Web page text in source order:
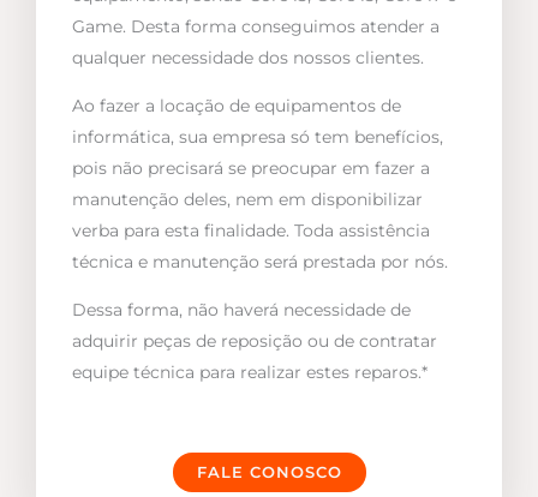
Game. Desta forma conseguimos atender a
qualquer necessidade dos nossos clientes.
Ao fazer a locação de equipamentos de
informática, sua empresa só tem benefícios,
pois não precisará se preocupar em fazer a
manutenção deles, nem em disponibilizar
verba para esta finalidade. Toda assistência
técnica e manutenção será prestada por nós.
Dessa forma, não haverá necessidade de
adquirir peças de reposição ou de contratar
equipe técnica para realizar estes reparos.*
FALE CONOSCO